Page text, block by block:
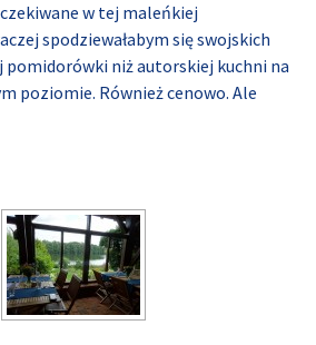
w tej maleńkiej
spodziewałabym się swojskich
pomidorówki niż autorskiej kuchni na
poziomie. Również cenowo. Ale